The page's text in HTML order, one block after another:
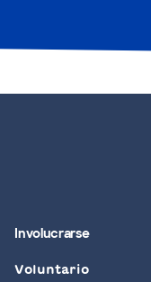
Involucrarse
Voluntario